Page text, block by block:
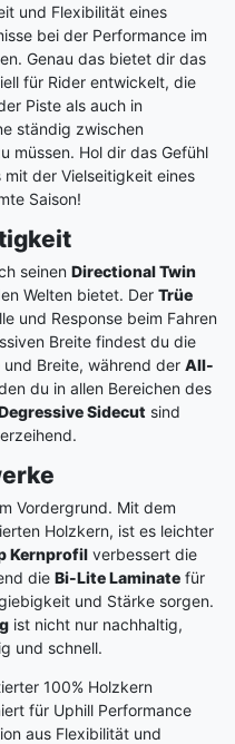
und Flexibilität eines
bei der Performance im
Genau das bietet dir das
für Rider entwickelt, die
Piste als auch in
ständig zwischen
müssen. Hol dir das Gefühl
der Vielseitigkeit eines
Saison!
seinen Directional Twin
Welten bietet. Der Trüe
und Response beim Fahren
Breite findest du die
Breite, während der All-
du in allen Bereichen des
Sidecut sind
Vordergrund. Mit dem
Holzkern, ist es leichter
Kernprofil verbessert die
die Bi-Lite Laminate für
und Stärke sorgen.
ist nicht nur nachhaltig,
und schnell.
100% Holzkern
für Uphill Performance
aus Flexibilität und